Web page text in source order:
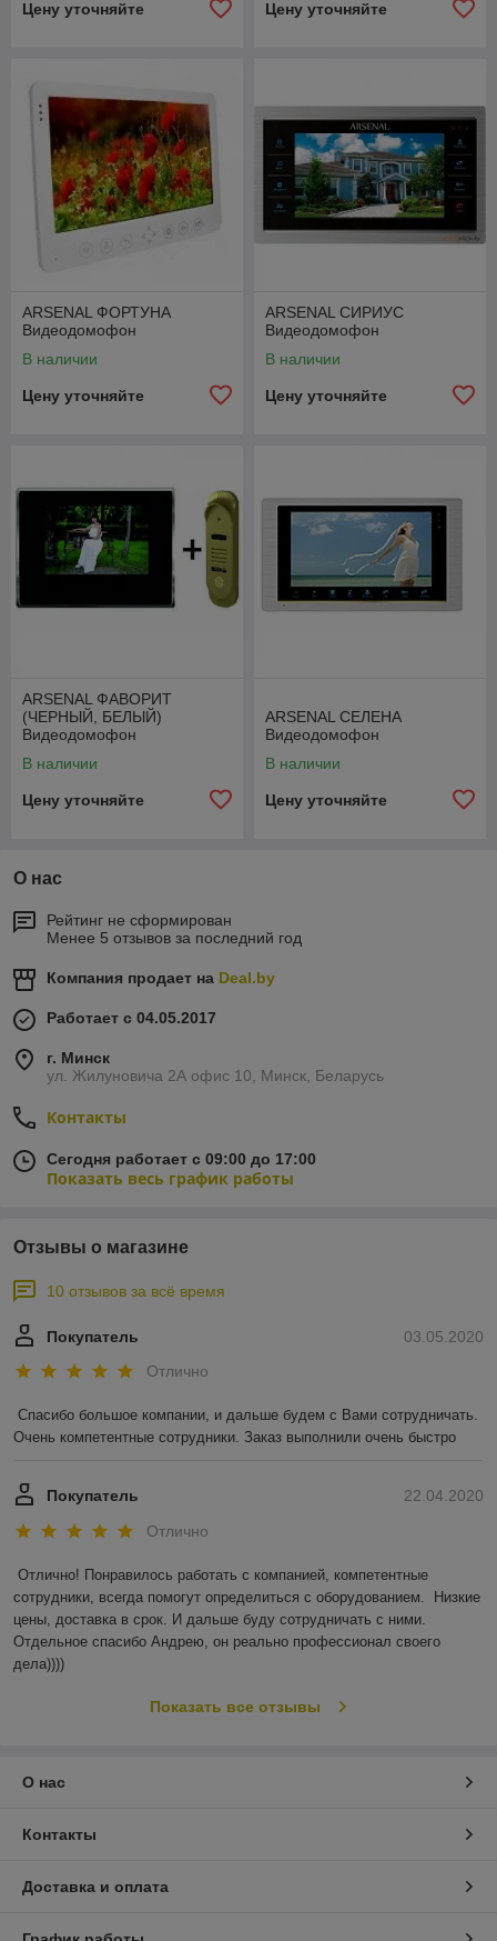
Цену уточняйте Цену уточняйте
ARSENAL ФОРТУНА
Видеодомофон
В наличии
Цену уточняйте
ARSENAL СИРИУС
Видеодомофон
В наличии
Цену уточняйте
ARSENAL ФАВОРИТ
(ЧЕРНЫЙ, БЕЛЫЙ)
Видеодомофон
В наличии
Цену уточняйте
ARSENAL СЕЛЕНА
Видеодомофон
В наличии
Цену уточняйте
О нас
Рейтинг не сформирован
Менее 5 отзывов за последний год
Компания продает на Deal.by
Работает с 04.05.2017
г. Минск
ул. Жилуновича 2А офис 10, Минск, Беларусь
Контакты
Сегодня работает с 09:00 до 17:00
Показать весь график работы
Отзывы о магазине
10 отзывов за всё время
03.05.2020
Покупатель
Отлично
Спасибо большое компании, и дальше будем с Вами сотрудничать.
Очень компетентные сотрудники. Заказ выполнили очень быстро
22.04.2020
Покупатель
Отлично
Отлично! Понравилось работать с компанией, компетентные
сотрудники, всегда помогут определиться с оборудованием.  Низкие
цены, доставка в срок. И дальше буду сотрудничать с ними.
Отдельное спасибо Андрею, он реально профессионал своего
дела))))
Показать все отзывы
О нас
Контакты
Доставка и оплата